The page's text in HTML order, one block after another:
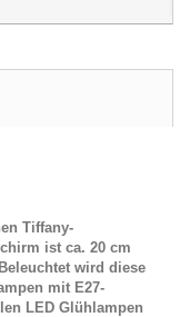
Tiffany-
ist ca. 20 cm
Beleuchtet wird diese
mit E27-
LED Glühlampen